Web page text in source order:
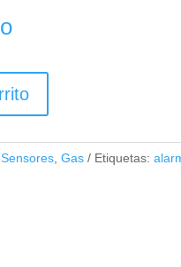
Sensores, Gas Etiquetas: